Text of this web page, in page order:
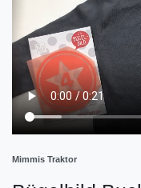
Mimmis Traktor